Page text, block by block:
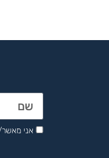
אני מאשר/ת